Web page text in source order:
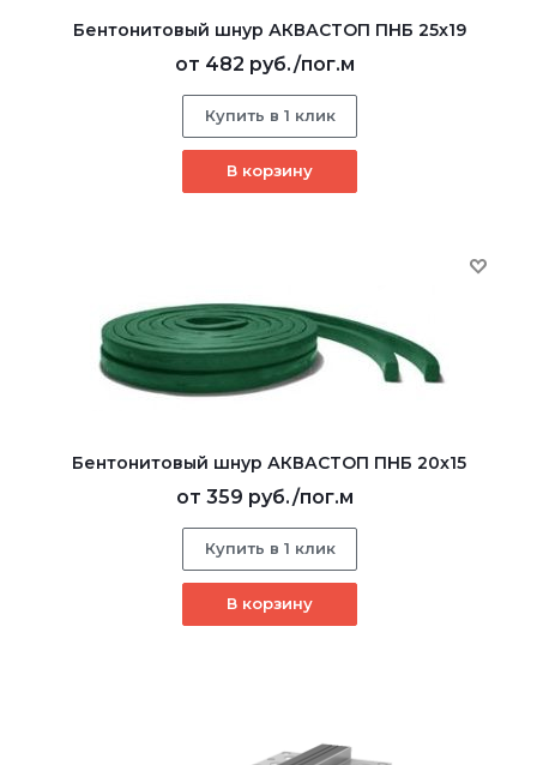
Бентонитовый шнур АКВАСТОП ПНБ 25x19
от 482 руб./пог.м
Купить в 1 клик
В корзину
Бентонитовый шнур АКВАСТОП ПНБ 20x15
от 359 руб./пог.м
Купить в 1 клик
В корзину